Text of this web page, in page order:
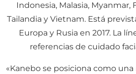
Indonesia, Malasia, Myanmar,
Tailandia y Vietnam. Está
Europa y Rusia en 2017. La
referencias de cuidado
«Kanebo se posiciona como